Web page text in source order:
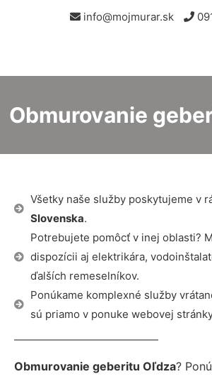
info@mojmurar.sk
Obmurovanie
Všetky naše služby poskytujeme v
Slovenska.
Potrebujete pomôcť v inej oblasti?
dispozícii aj elektrikára,
ďalších remeselníkov.
Ponúkame komplexné služby
sú priamo v ponuke webovej
Obmurovanie geberitu Oľdza?